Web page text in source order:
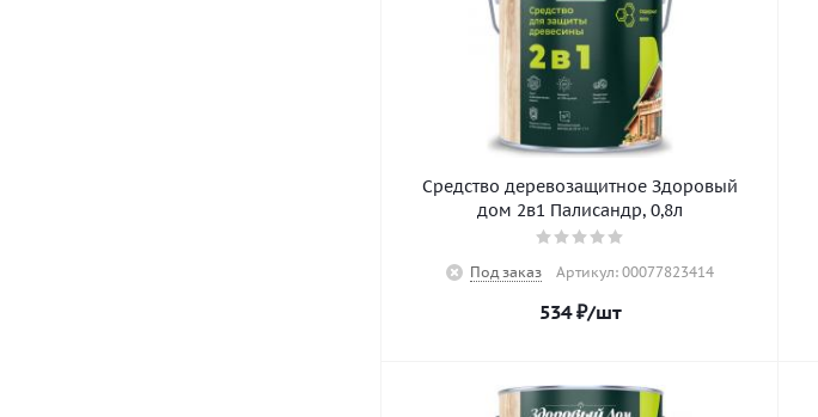
Средство деревозащитное Здоровый
дом 2в1 Палисандр, 0,8л
Под заказ Артикул: 00077823414
534₽/шт